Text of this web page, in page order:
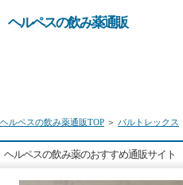
ヘルペスの飲み薬通販
ヘルペスの飲み薬通販TOP ＞ バルトレックス
ヘルペスの飲み薬のおすすめ通販サイト